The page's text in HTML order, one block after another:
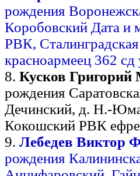
рождения
Коробовский Дата и
РВК,
красноармеец 362
8. Кусков
рождения
Дечинский, д. Н.-
Кокошский РВК
9. Лебедев Виктор
рождения